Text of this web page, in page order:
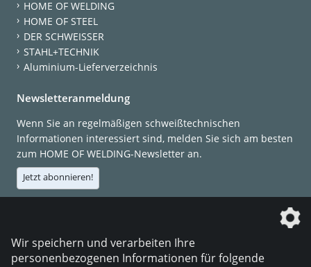
HOME OF WELDING
HOME OF STEEL
DER SCHWEISSER
STAHL+TECHNIK
Aluminium-Lieferverzeichnis
Newsletteranmeldung
Wenn Sie an regelmäßigen schweißtechnischen
Informationen interessiert sind, melden Sie sich am besten
zum HOME OF WELDING-Newsletter an.
Jetzt abonnieren!
Die DVS Media GmbH ist ein Unternehmen der
Wir speichern und verarbeiten Ihre
personenbezogenen Informationen für folgende